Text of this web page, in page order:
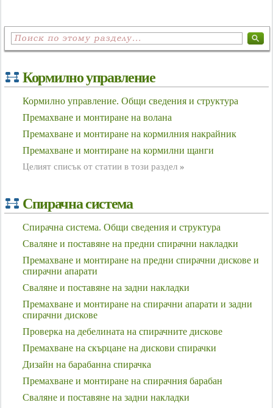
Кормилно управление
Кормилно управление. Общи сведения и структура
Премахване и монтиране на волана
Премахване и монтиране на кормилния накрайник
Премахване и монтиране на кормилни щанги
Целият списък от статии в този раздел »
Спирачна система
Спирачна система. Общи сведения и структура
Сваляне и поставяне на предни спирачни накладки
Премахване и монтиране на предни спирачни дискове и
спирачни апарати
Сваляне и поставяне на задни накладки
Премахване и монтиране на спирачни апарати и задни
спирачни дискове
Проверка на дебелината на спирачните дискове
Премахване на скърцане на дискови спирачки
Дизайн на барабанна спирачка
Премахване и монтиране на спирачния барабан
Сваляне и поставяне на задни накладки